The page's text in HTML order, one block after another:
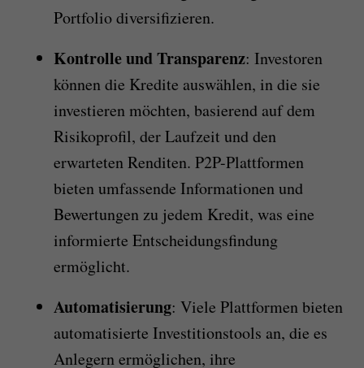
Portfolio diversifizieren.
Kontrolle und Transparenz: Investoren
können die Kredite auswählen, in die sie
investieren möchten, basierend auf dem
Risikoprofil, der Laufzeit und den
erwarteten Renditen. P2P-Plattformen
bieten umfassende Informationen und
Bewertungen zu jedem Kredit, was eine
informierte Entscheidungsfindung
ermöglicht.
Automatisierung: Viele Plattformen bieten
automatisierte Investitionstools an, die es
Anlegern ermöglichen, ihre